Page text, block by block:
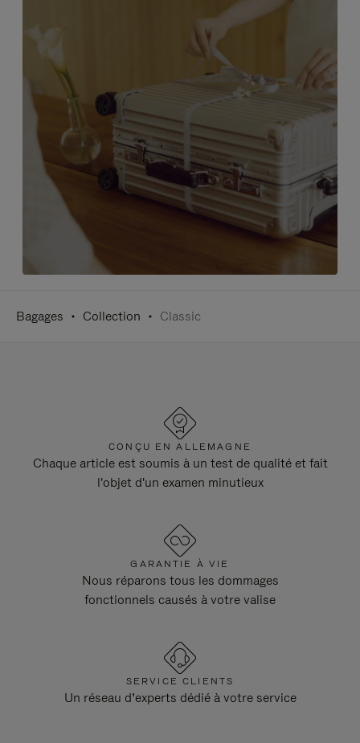
Bagages Collection Classic
CONÇU EN ALLEMAGNE
Chaque article est soumis à un test de qualité et fait
l'objet d'un examen minutieux
GARANTIE À VIE
Nous réparons tous les dommages
fonctionnels causés à votre valise
SERVICE CLIENTS
Un réseau d’experts dédié à votre service